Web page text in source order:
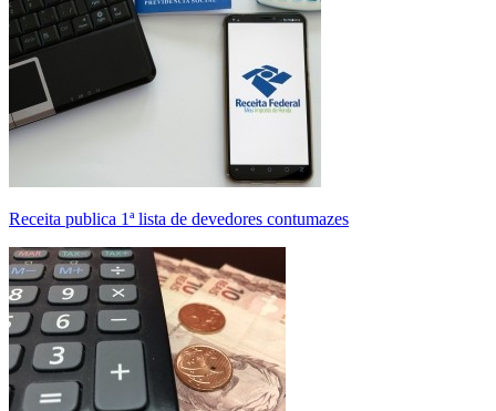
Receita publica 1ª lista de devedores contumazes